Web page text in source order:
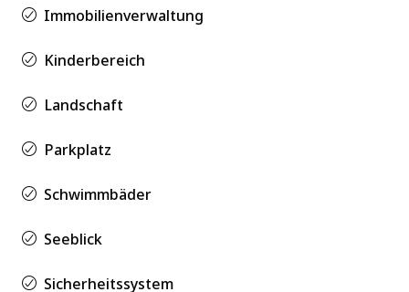
Immobilienverwaltung
Kinderbereich
Landschaft
Parkplatz
Schwimmbäder
Seeblick
Sicherheitssystem